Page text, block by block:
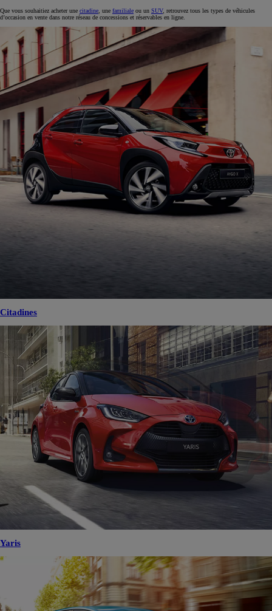
Que vous souhaitiez acheter une citadine , une familiale ou un SUV, retrouvez tous les types de véhicules
d’occasion en vente dans notre réseau de concessions et réservables en ligne.
Citadines
Yaris